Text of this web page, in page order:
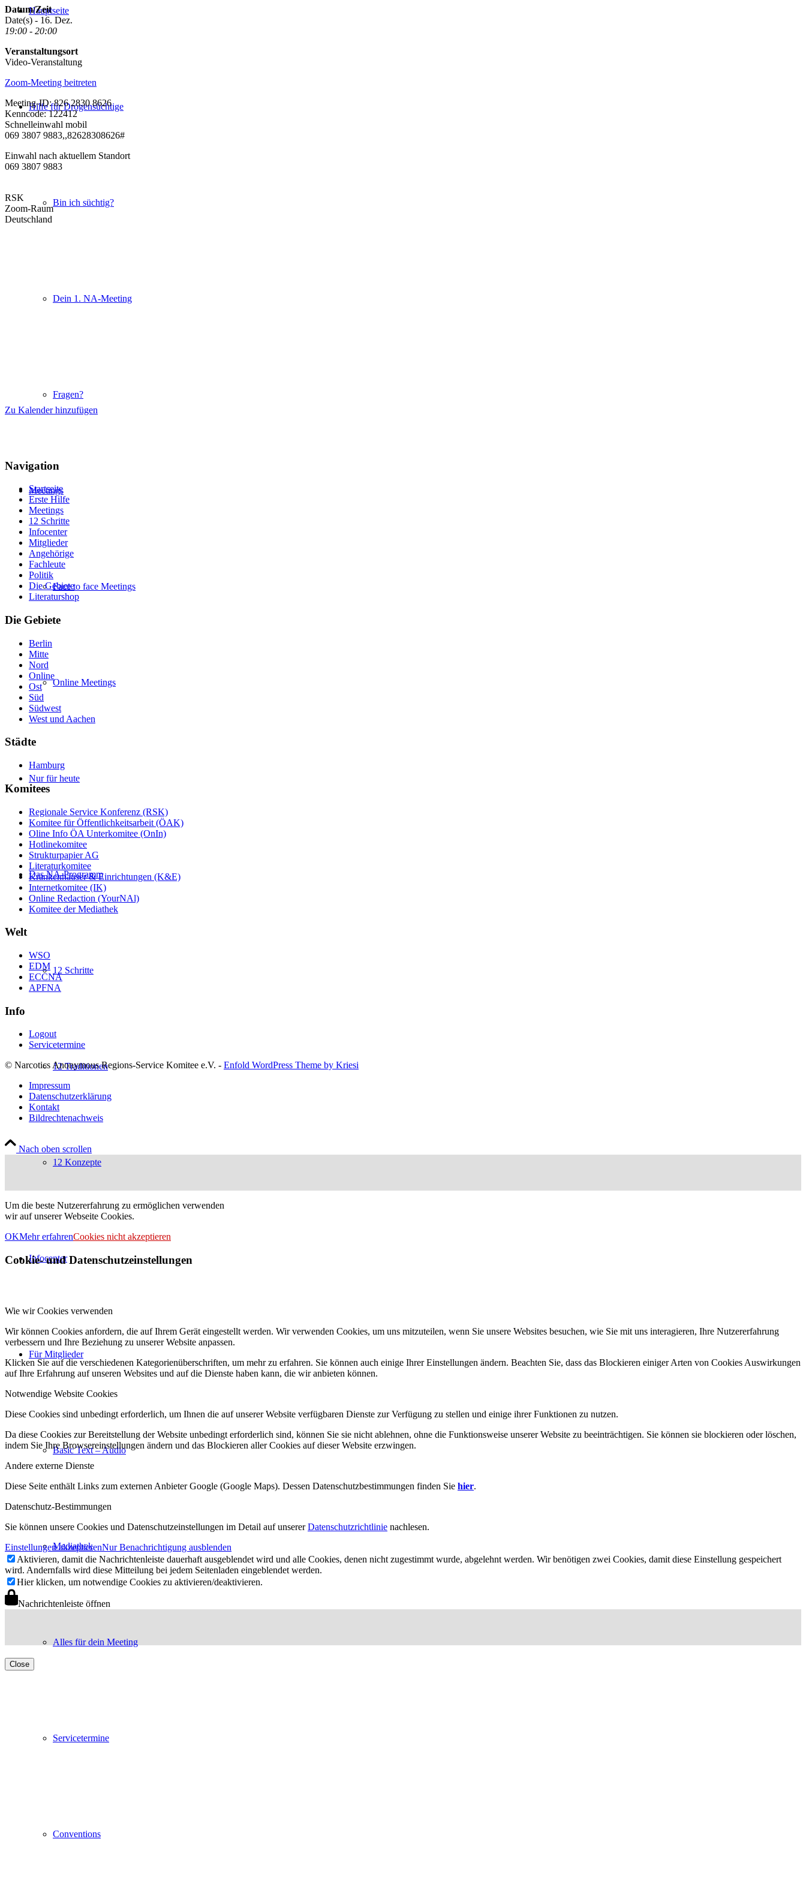
Hauptseite
Hilfe für Drogensüchtige
Bin ich süchtig?
Dein 1. NA-Meeting
Fragen?
Meetings
Face to face Meetings
Online Meetings
Nur für heute
Das NA-Programm
12 Schritte
12 Traditionen
12 Konzepte
Infocenter
Für Mitglieder
Basic Text – Audio
Mediathek
Alles für dein Meeting
Servicetermine
Conventions
Datum/Zeit
Date(s) - 16. Dez.
19:00 - 20:00
Veranstaltungsort
Video-Veranstaltung
Zoom-Meeting beitreten
Meeting-ID: 826 2830 8626
Kenncode: 122412
Schnelleinwahl mobil
069 3807 9883,,82628308626#
Einwahl nach aktuellem Standort
069 3807 9883
RSK
Zoom-Raum
Deutschland
Zu Kalender hinzufügen
Navigation
Startseite
Erste Hilfe
Meetings
12 Schritte
Infocenter
Mitglieder
Angehörige
Fachleute
Politik
Die Gebiete
Literaturshop
Die Gebiete
Berlin
Mitte
Nord
Online
Ost
Süd
Südwest
West und Aachen
Städte
Hamburg
Komitees
Regionale Service Konferenz (RSK)
Komitee für Öffentlichkeitsarbeit (ÖAK)
Oline Info ÖA Unterkomitee (OnIn)
Hotlinekomitee
Strukturpapier AG
Literaturkomitee
Krankenhäuser & Einrichtungen (K&E)
Internetkomitee (IK)
Online Redaction (YourNAl)
Komitee der Mediathek
Welt
WSO
EDM
ECCNA
APFNA
Info
Logout
Servicetermine
© Narcotics Anonymous Regions-Service Komitee e.V. - Enfold WordPress Theme by Kriesi
Impressum
Datenschutzerklärung
Kontakt
Bildrechtenachweis
Nach oben scrollen
Um die beste Nutzererfahrung zu ermöglichen verwenden
wir auf unserer Webseite Cookies.
OKMehr erfahrenCookies nicht akzeptieren
Cookie- und Datenschutzeinstellungen
Wie wir Cookies verwenden
Wir können Cookies anfordern, die auf Ihrem Gerät eingestellt werden. Wir verwenden Cookies, um uns mitzuteilen, wenn Sie unsere Websites besuchen, wie Sie mit uns interagieren, Ihre Nutzererfahrung
verbessern und Ihre Beziehung zu unserer Website anpassen.
Klicken Sie auf die verschiedenen Kategorienüberschriften, um mehr zu erfahren. Sie können auch einige Ihrer Einstellungen ändern. Beachten Sie, dass das Blockieren einiger Arten von Cookies Auswirkungen
auf Ihre Erfahrung auf unseren Websites und auf die Dienste haben kann, die wir anbieten können.
Notwendige Website Cookies
Diese Cookies sind unbedingt erforderlich, um Ihnen die auf unserer Website verfügbaren Dienste zur Verfügung zu stellen und einige ihrer Funktionen zu nutzen.
Da diese Cookies zur Bereitstellung der Website unbedingt erforderlich sind, können Sie sie nicht ablehnen, ohne die Funktionsweise unserer Website zu beeinträchtigen. Sie können sie blockieren oder löschen,
indem Sie Ihre Browsereinstellungen ändern und das Blockieren aller Cookies auf dieser Website erzwingen.
Andere externe Dienste
Diese Seite enthält Links zum externen Anbieter Google (Google Maps). Dessen Datenschutzbestimmungen finden Sie hier.
Datenschutz-Bestimmungen
Sie können unsere Cookies und Datenschutzeinstellungen im Detail auf unsererDatenschutzrichtlinie nachlesen.
Einstellungen akzeptierenNur Benachrichtigung ausblenden
Aktivieren, damit die Nachrichtenleiste dauerhaft ausgeblendet wird und alle Cookies, denen nicht zugestimmt wurde, abgelehnt werden. Wir benötigen zwei Cookies, damit diese Einstellung gespeichert
wird. Andernfalls wird diese Mitteilung bei jedem Seitenladen eingeblendet werden.
Hier klicken, um notwendige Cookies zu aktivieren/deaktivieren.
Nachrichtenleiste öffnen
Close